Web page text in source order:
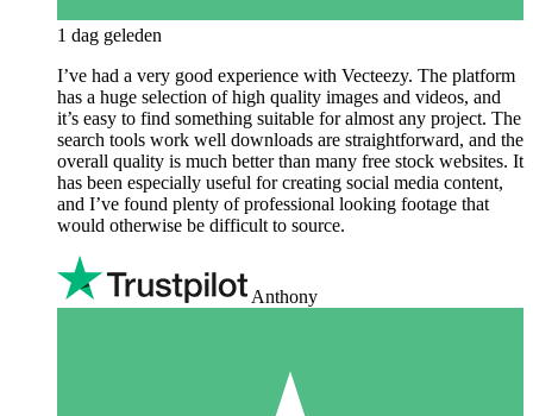
1 dag geleden
I’ve had a very good experience with Vecteezy. The platform
has a huge selection of high quality images and videos, and
it’s easy to find something suitable for almost any project. The
search tools work well downloads are straightforward, and the
overall quality is much better than many free stock websites. It
has been especially useful for creating social media content,
and I’ve found plenty of professional looking footage that
would otherwise be difficult to source.
Anthony